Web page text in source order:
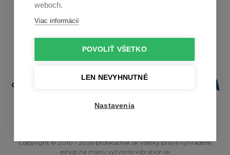
weboch.
Viac informácií
POVOLIŤ VŠETKO
LEN NEVYHNUTNÉ
Nastavenia
Profikuchař.cz
Copyright © 2010 - 2026 profikuchar.sk Všetky práva vyhradené
eshop na mieru vytvorilo vibration.sk